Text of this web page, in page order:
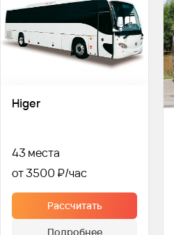
Higer
43 места
от 3500 ₽
Рассчитать
Подробнее